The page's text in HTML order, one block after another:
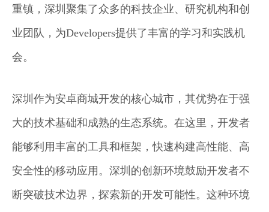
重镇，深圳聚集了众多的科技企业、研究机构和创
业团队，为Developers提供了丰富的学习和实践机
会。
深圳作为安卓商城开发的核心城市，其优势在于强
大的技术基础和成熟的生态系统。在这里，开发者
能够利用丰富的工具和框架，快速构建高性能、高
安全性的移动应用。深圳的创新环境鼓励开发者不
断突破技术边界，探索新的开发可能性。这种环境